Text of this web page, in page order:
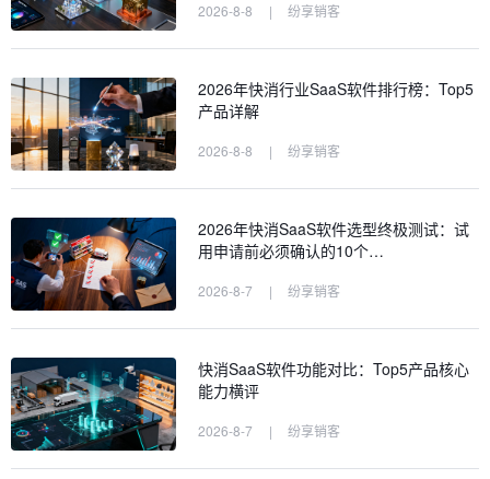
2026-8-8 | 纷享销客
2026年快消行业SaaS软件排行榜：Top5
产品详解
2026-8-8 | 纷享销客
2026年快消SaaS软件选型终极测试：试
用申请前必须确认的10个…
2026-8-7 | 纷享销客
快消SaaS软件功能对比：Top5产品核心
能力横评
2026-8-7 | 纷享销客